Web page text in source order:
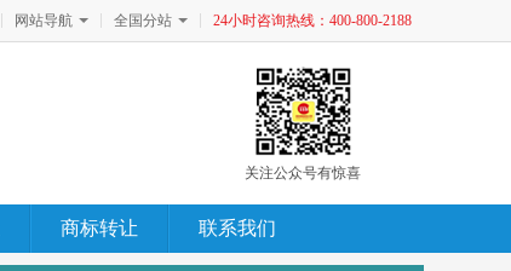
网站导航 全国分站 24小时咨询热线：400-800-2188
关注公众号有惊喜
商标转让 联系我们